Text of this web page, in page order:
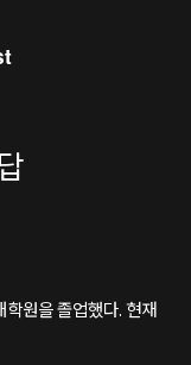
원을 졸업했다. 현재